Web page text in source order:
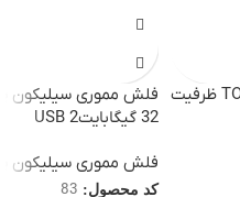
فلش مموری سیلیکون پاور TOUCH T01 ظرفیت
32 گیگابایتUSB 2
فلش مموری سیلیکون
کد محصول: 83